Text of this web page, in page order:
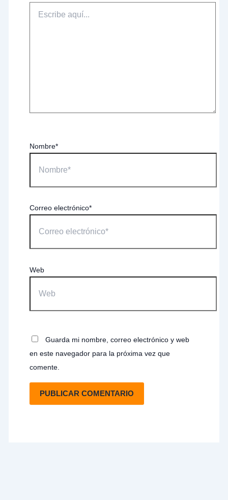
Nombre*
Correo electrónico*
Web
Guarda mi nombre, correo electrónico y web
en este navegador para la próxima vez que
comente.